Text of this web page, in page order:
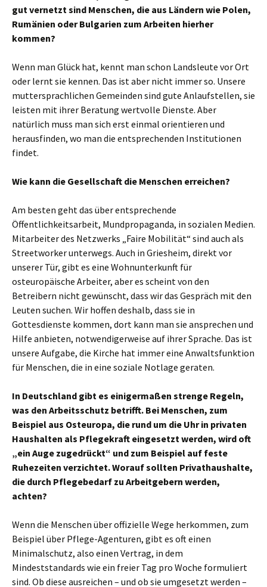
gut vernetzt sind Menschen, die aus Ländern wie Polen,
Rumänien oder Bulgarien zum Arbeiten hierher
kommen?
Wenn man Glück hat, kennt man schon Landsleute vor Ort
oder lernt sie kennen. Das ist aber nicht immer so. Unsere
muttersprachlichen Gemeinden sind gute Anlaufstellen, sie
leisten mit ihrer Beratung wertvolle Dienste. Aber
natürlich muss man sich erst einmal orientieren und
herausfinden, wo man die entsprechenden Institutionen
findet.
Wie kann die Gesellschaft die Menschen erreichen?
Am besten geht das über entsprechende
Öffentlichkeitsarbeit, Mundpropaganda, in sozialen Medien.
Mitarbeiter des Netzwerks „Faire Mobilität“ sind auch als
Streetworker unterwegs. Auch in Griesheim, direkt vor
unserer Tür, gibt es eine Wohnunterkunft für
osteuropäische Arbeiter, aber es scheint von den
Betreibern nicht gewünscht, dass wir das Gespräch mit den
Leuten suchen. Wir hoffen deshalb, dass sie in
Gottesdienste kommen, dort kann man sie ansprechen und
Hilfe anbieten, notwendigerweise auf ihrer Sprache. Das ist
unsere Aufgabe, die Kirche hat immer eine Anwaltsfunktion
für Menschen, die in eine soziale Notlage geraten.
In Deutschland gibt es einigermaßen strenge Regeln,
was den Arbeitsschutz betrifft. Bei Menschen, zum
Beispiel aus Osteuropa, die rund um die Uhr in privaten
Haushalten als Pflegekraft eingesetzt werden, wird oft
„ein Auge zugedrückt“ und zum Beispiel auf feste
Ruhezeiten verzichtet. Worauf sollten Privathaushalte,
die durch Pflegebedarf zu Arbeitgebern werden,
achten?
Wenn die Menschen über offizielle Wege herkommen, zum
Beispiel über Pflege-Agenturen, gibt es oft einen
Minimalschutz, also einen Vertrag, in dem
Mindeststandards wie ein freier Tag pro Woche formuliert
sind. Ob diese ausreichen – und ob sie umgesetzt werden –